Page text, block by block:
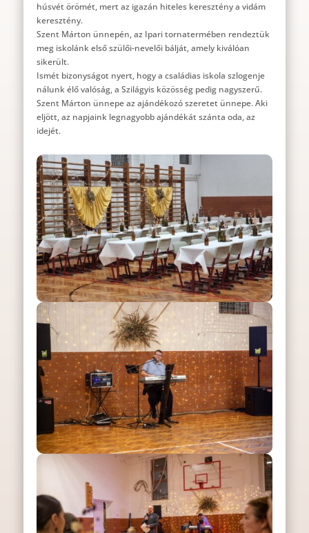
húsvét örömét, mert az igazán hiteles keresztény a vidám
keresztény.
Szent Márton ünnepén, az Ipari tornatermében rendeztük
meg iskolánk első szülői-nevelői bálját, amely kiválóan
sikerült.
Ismét bizonyságot nyert, hogy a családias iskola szlogenje
nálunk élő valóság, a Szilágyis közösség pedig nagyszerű.
Szent Márton ünnepe az ajándékozó szeretet ünnepe. Aki
eljött, az napjaink legnagyobb ajándékát szánta oda, az
idejét.